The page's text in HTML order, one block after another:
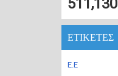
511,130
ΕΤΙΚΕΤΕΣ
Ε.Ε